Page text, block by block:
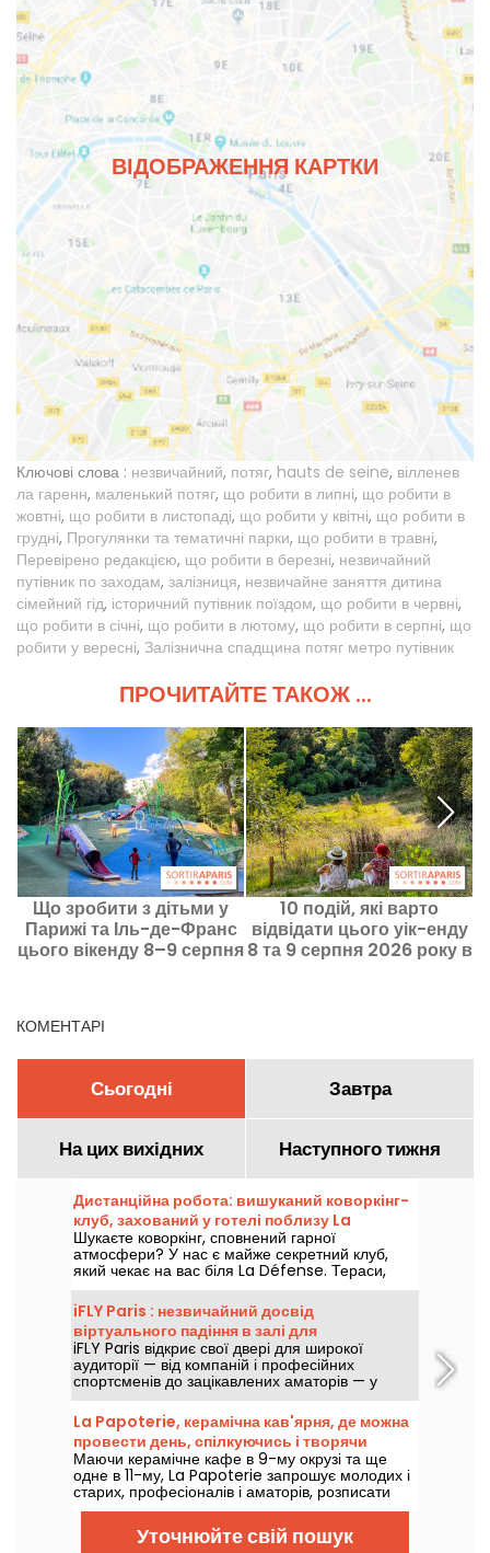
ВІДОБРАЖЕННЯ КАРТКИ
Ключові слова : незвичайний, потяг, hauts de seine, вілленев
ла гаренн, маленький потяг, що робити в липні, що робити в
жовтні, що робити в листопаді, що робити у квітні, що робити в
грудні, Прогулянки та тематичні парки, що робити в травні,
Перевірено редакцією, що робити в березні, незвичайний
путівник по заходам, залізниця, незвичайне заняття дитина
сімейний гід, історичний путівник поїздом, що робити в червні,
що робити в січні, що робити в лютому, що робити в серпні, що
робити у вересні, Залізнична спадщина потяг метро путівник
ПРОЧИТАЙТЕ ТАКОЖ ...
Що зробити з дітьми у
Парижі та Іль-де-Франс
цього вікенду 8–9 серпня
10 подій, які варто
відвідати цього уік-енду
8 та 9 серпня 2026 року в
КОМЕНТАРІ
Сьогодні Завтра
На цих вихідних Наступного тижня
Дистанційна робота: вишуканий коворкінг-
клуб, захований у готелі поблизу La
Défense
Шукаєте коворкінг, сповнений гарної
атмосфери? У нас є майже секретний клуб,
який чекає на вас біля La Défense. Тераси,
закуски, принтери та комп'ютери - ми
розповімо вам все про цю концепцію під ключ.
iFLY Paris : незвичайний досвід
віртуального падіння в залі для
справжнього польоту
iFLY Paris відкриє свої двері для широкої
аудиторії — від компаній і професійних
спортсменів до зацікавлених аматорів — у
чудовому скляному тунелі для стрибків із
парашутом у приміщенні. Тут кожен зможе
відчути неймовірний політ безпечної і
захоплюючої імітації свободного падіння. Без
досвіду? Не проблема! Від 5 до 105 років —
усьому цьому відкритий шлях до польоту!
Злетіть разом із нами!
La Papoterie, керамічна кав'ярня, де можна
провести день, спілкуючись і творячи
Маючи керамічне кафе в 9-му окрузі та ще
одне в 11-му, La Papoterie запрошує молодих і
старих, професіоналів і аматорів, розписати
кераміку протягом 2-годинного сеансу, щоб
створити дизайн на свій вибір на десятках
предметів посуду, декоративних виробів...
Уточнюйте свій пошук